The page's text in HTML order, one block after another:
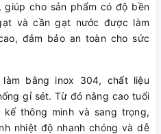
cho sản phẩm có độ bền
và cần gạt nước được làm
đảm bảo an toàn cho sức
bằng inox 304, chất liệu
gỉ sét. Từ đó nâng cao tuổi
thông minh và sang trọng,
nhiệt độ nhanh chóng và dễ